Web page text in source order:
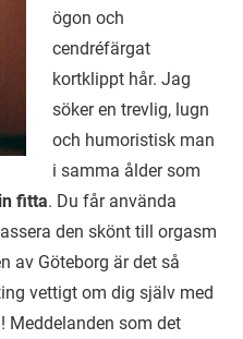
ögon och
cendréfärgat
kortklippt hår. Jag
söker en trevlig, lugn
och humoristisk man
i samma ålder som
fitta. Du får använda
den skönt till orgasm
av Göteborg är det så
vettigt om dig själv med
Meddelanden som det